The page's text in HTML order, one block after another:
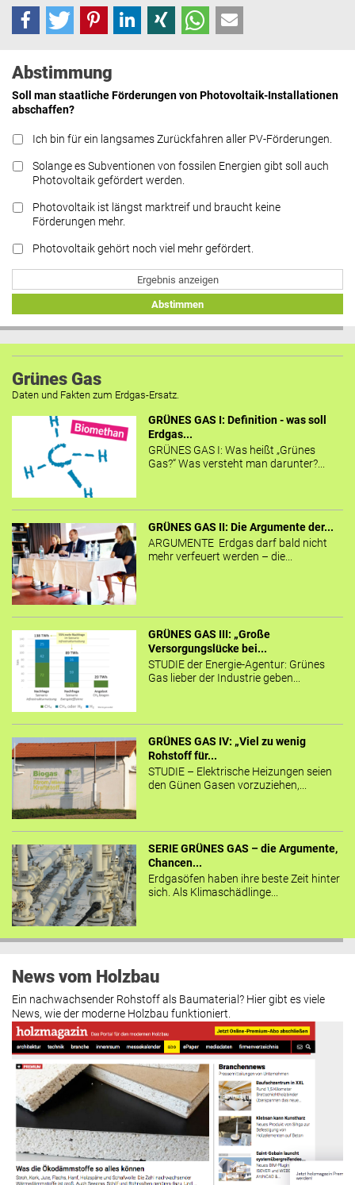
Abstimmung
Soll man staatliche Förderungen von Photovoltaik-Installationen
abschaffen?
Ich bin für ein langsames Zurückfahren aller PV-Förderungen.
Solange es Subventionen von fossilen Energien gibt soll auch
Photovoltaik gefördert werden.
Photovoltaik ist längst marktreif und braucht keine
Förderungen mehr.
Photovoltaik gehört noch viel mehr gefördert.
Ergebnis anzeigen
Abstimmen
Grünes Gas
Daten und Fakten zum Erdgas-Ersatz.
GRÜNES GAS I: Definition - was soll
Erdgas...
GRÜNES GAS I: Was heißt „Grünes
Gas?“ Was versteht man darunter?...
GRÜNES GAS II: Die Argumente der...
ARGUMENTE Erdgas darf bald nicht
mehr verfeuert werden – die...
GRÜNES GAS III: „Große
Versorgungslücke bei...
STUDIE der Energie-Agentur: Grünes
Gas lieber der Industrie geben...
GRÜNES GAS IV: „Viel zu wenig
Rohstoff für...
STUDIE – Elektrische Heizungen seien
den Günen Gasen vorzuziehen,...
SERIE GRÜNES GAS – die Argumente,
Chancen...
Erdgasöfen haben ihre beste Zeit hinter
sich. Als Klimaschädlinge...
News vom Holzbau
Ein nachwachsender Rohstoff als Baumaterial? Hier gibt es viele
News, wie der moderne Holzbau funktioniert.